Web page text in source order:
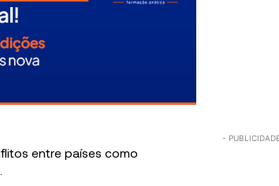
entre países como